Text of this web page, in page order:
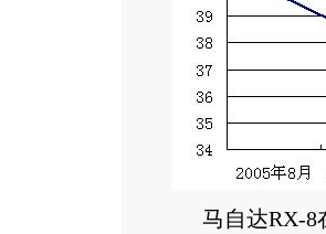
马自达RX-8在